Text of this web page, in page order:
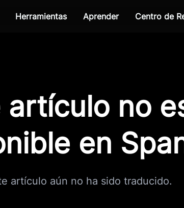
Herramientas Aprender Centro de
artículo no
en
artículo aún no ha sido traducido.